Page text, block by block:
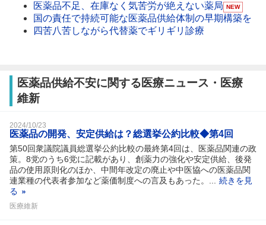
医薬品不足、在庫なく気苦労が絶えない薬局 NEW
国の責任で持続可能な医薬品供給体制の早期構築を
四苦八苦しながら代替薬でギリギリ診療
医薬品供給不安に関する医療ニュース・医療
維新
2024/10/23
医薬品の開発、安定供給は？総選挙公約比較◆第4回
第50回衆議院議員総選挙公約比較の最終第4回は、医薬品関連の政
策。8党のうち6党に記載があり、創薬力の強化や安定供給、後発
品の使用原則化のほか、中間年改定の廃止や中医協への医薬品関
連業種の代表者参加など薬価制度への言及もあった。...
続きを見
る
医療維新